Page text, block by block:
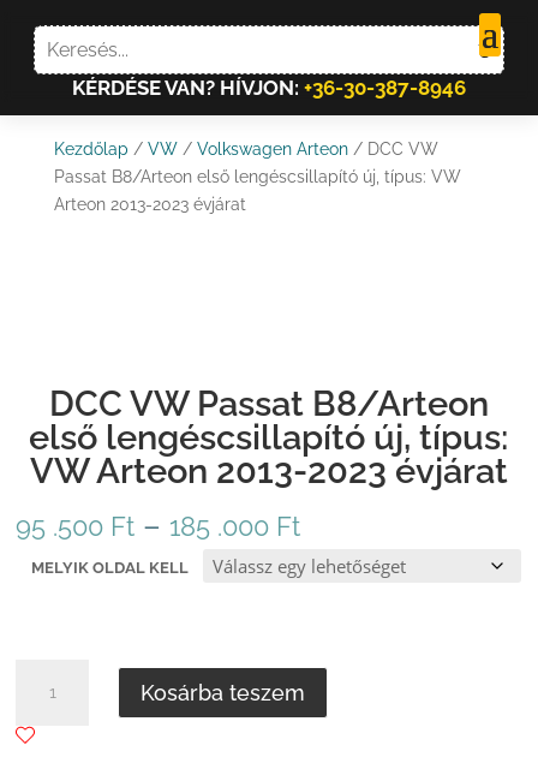
KÉRDÉSE VAN? HÍVJON: +36-30-387-8946
Kezdőlap / VW/ Volkswagen Arteon/ DCC VW
Passat B8/Arteon első lengéscsillapító új, típus: VW
Arteon 2013-2023 évjárat
DCC VW Passat B8/Arteon
első lengéscsillapító új, típus:
VW Arteon 2013-2023 évjárat
95 .500 Ft – 185 .000 FtÁrtartomány:
95
.500 Ft
.000 Ft
MELYIK OLDAL KELL
PASSAT
Kosárba teszem